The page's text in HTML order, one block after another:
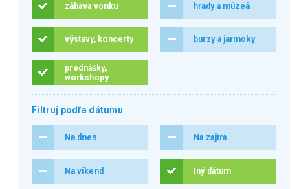
zábava vonku hrady a múzeá
výstavy, koncerty burzy a jarmoky
prednášky,
workshopy
Filtruj podľa dátumu
Na dnes Na zajtra
Na víkend Iný dátum